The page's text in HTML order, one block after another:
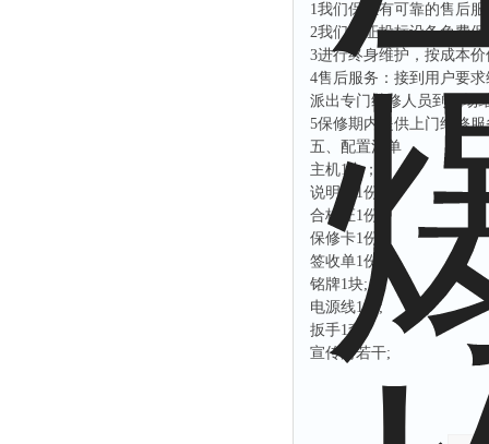
1我们保证有可靠的售后
2我们保证投标设备免费
3进行终身维护，按成本
4售后服务：接到用户要
派出专门维修人员到现场
5保修期内提供上门维修
五、配置清单
主机1台；
说明书 1份;
合格证1份;
保修卡1份;
签收单1份;
铭牌1块;
电源线1根;
扳手1套;
宣传册若干;